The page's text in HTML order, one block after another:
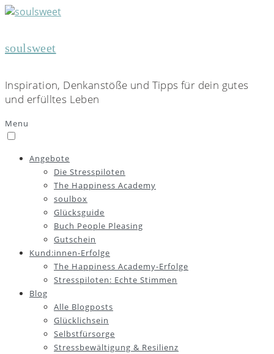
soulsweet
Inspiration, Denkanstöße und Tipps für dein gutes
und erfülltes Leben
Menu
Angebote
Die Stresspiloten
The Happiness Academy
soulbox
Glücksguide
Buch People Pleasing
Gutschein
Kund:innen-Erfolge
The Happiness Academy-Erfolge
Stresspiloten: Echte Stimmen
Blog
Alle Blogposts
Glücklichsein
Selbstfürsorge
Stressbewältigung & Resilienz